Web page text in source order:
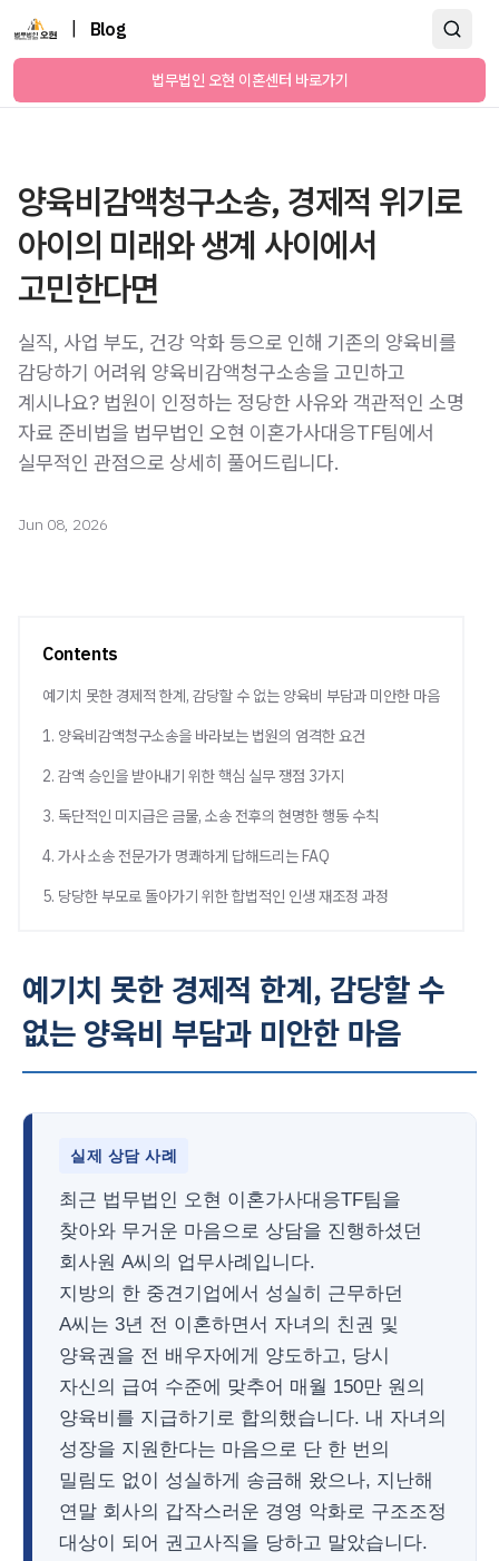
Blog
법무법인 오현 이혼센터 바로가기
양육비감액청구소송, 경제적 위기로
아이의 미래와 생계 사이에서
고민한다면
실직, 사업 부도, 건강 악화 등으로 인해 기존의 양육비를
감당하기 어려워 양육비감액청구소송을 고민하고
계시나요? 법원이 인정하는 정당한 사유와 객관적인 소명
자료 준비법을 법무법인 오현 이혼가사대응TF팀에서
실무적인 관점으로 상세히 풀어드립니다.
Jun 08, 2026
Contents
예기치 못한 경제적 한계, 감당할 수 없는 양육비 부담과 미안한 마음
1. 양육비감액청구소송을 바라보는 법원의 엄격한 요건
2. 감액 승인을 받아내기 위한 핵심 실무 쟁점 3가지
3. 독단적인 미지급은 금물, 소송 전후의 현명한 행동 수칙
4. 가사 소송 전문가가 명쾌하게 답해드리는 FAQ
5. 당당한 부모로 돌아가기 위한 합법적인 인생 재조정 과정
예기치 못한 경제적 한계, 감당할 수
없는 양육비 부담과 미안한 마음
실제 상담 사례
최근 법무법인 오현 이혼가사대응TF팀을
찾아와 무거운 마음으로 상담을 진행하셨던
회사원 A씨의 업무사례입니다.
지방의 한 중견기업에서 성실히 근무하던
A씨는 3년 전 이혼하면서 자녀의 친권 및
양육권을 전 배우자에게 양도하고, 당시
자신의 급여 수준에 맞추어 매월 150만 원의
양육비를 지급하기로 합의했습니다. 내 자녀의
성장을 지원한다는 마음으로 단 한 번의
밀림도 없이 성실하게 송금해 왔으나, 지난해
연말 회사의 갑작스러운 경영 악화로 구조조정
대상이 되어 권고사직을 당하고 말았습니다.